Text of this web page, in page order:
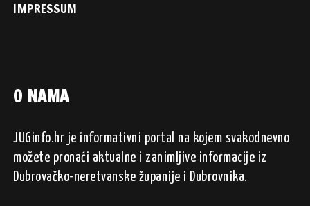
IMPRESSUM
O NAMA
JUGinfo.hr je informativni portal na kojem svakodnevno
možete pronaći aktualne i zanimljive informacije iz
Dubrovačko-neretvanske županije i Dubrovnika.